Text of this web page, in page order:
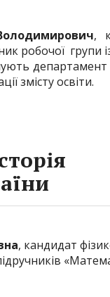
,
робочої
департамент
змісту освіти.
, кандидат